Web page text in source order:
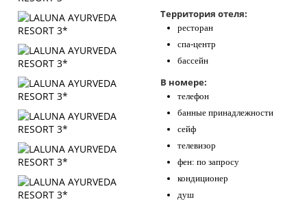
Территория отеля:
ресторан
спа-центр
бассейн
В номере:
телефон
банные принадлежности
сейф
телевизор
фен: по запросу
кондиционер
душ